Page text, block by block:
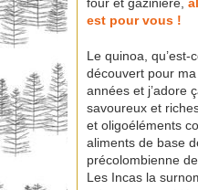
est pour vous !
Le quinoa, qu’est-
découvert pour
années et j’adore
savoureux et
et oligoéléments
aliments de base
précolombienne
Les Incas la